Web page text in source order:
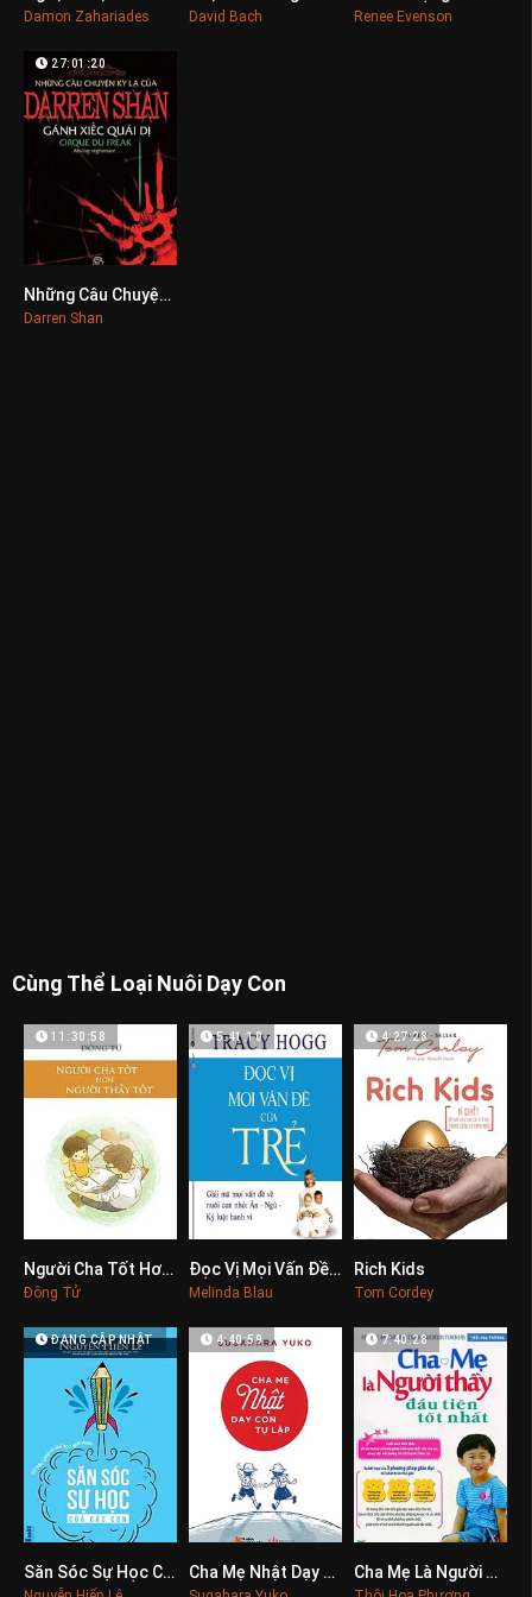
Damon Zahariades David Bach Renee Evenson
0
27:01:20
Những Câu Chuyện Kỳ Lạ Của Darren Shan
Darren Shan
Cùng Thể Loại Nuôi Dạy Con
0
11:30:58
Người Cha Tốt Hơn Là Người Thầy Tốt
Đông Tử
0
5:41:10
Đọc Vị Mọi Vấn Đề Của Trẻ
Melinda Blau
4:27:28
Rich Kids
Tom Cordey
0
ĐANG CẬP NHẬT
Săn Sóc Sự Học Của Các Con 0
4:40:59
Cha Mẹ Nhật Dạy Con Tự Lập 0
7:40:28
Cha Mẹ Là Người Thầy Đầu Tiên Tốt Nhất